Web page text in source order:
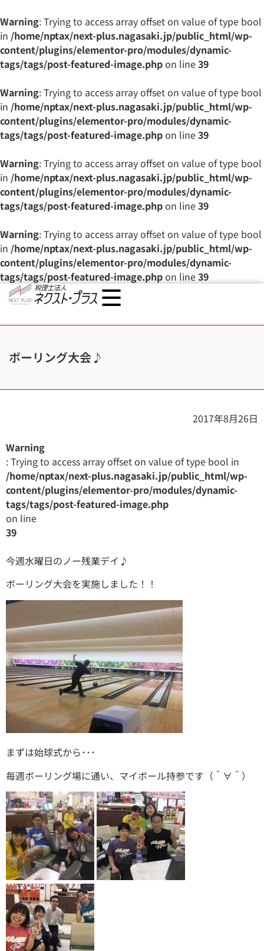
Warning: Trying to access array offset on value of type bool
in /home/nptax/next-plus.nagasaki.jp/public_html/wp-
content/plugins/elementor-pro/modules/dynamic-
tags/tags/post-featured-image.phpon line39
Warning: Trying to access array offset on value of type bool
in /home/nptax/next-plus.nagasaki.jp/public_html/wp-
content/plugins/elementor-pro/modules/dynamic-
tags/tags/post-featured-image.phpon line39
Warning: Trying to access array offset on value of type bool
in /home/nptax/next-plus.nagasaki.jp/public_html/wp-
content/plugins/elementor-pro/modules/dynamic-
tags/tags/post-featured-image.phpon line39
Warning: Trying to access array offset on value of type bool
in /home/nptax/next-plus.nagasaki.jp/public_html/wp-
content/plugins/elementor-pro/modules/dynamic-
tags/tags/post-featured-image.phpon line39
ボーリング大会♪
2017年8月26日
Warning
: Trying to access array offset on value of type bool in
/home/nptax/next-plus.nagasaki.jp/public_html/wp-
content/plugins/elementor-pro/modules/dynamic-
tags/tags/post-featured-image.php
on line
39
今週水曜日のノー残業デイ♪
ボーリング大会を実施しました！！
まずは始球式から･･･
毎週ボーリング場に通い、マイボール持参です（＾∀＾）